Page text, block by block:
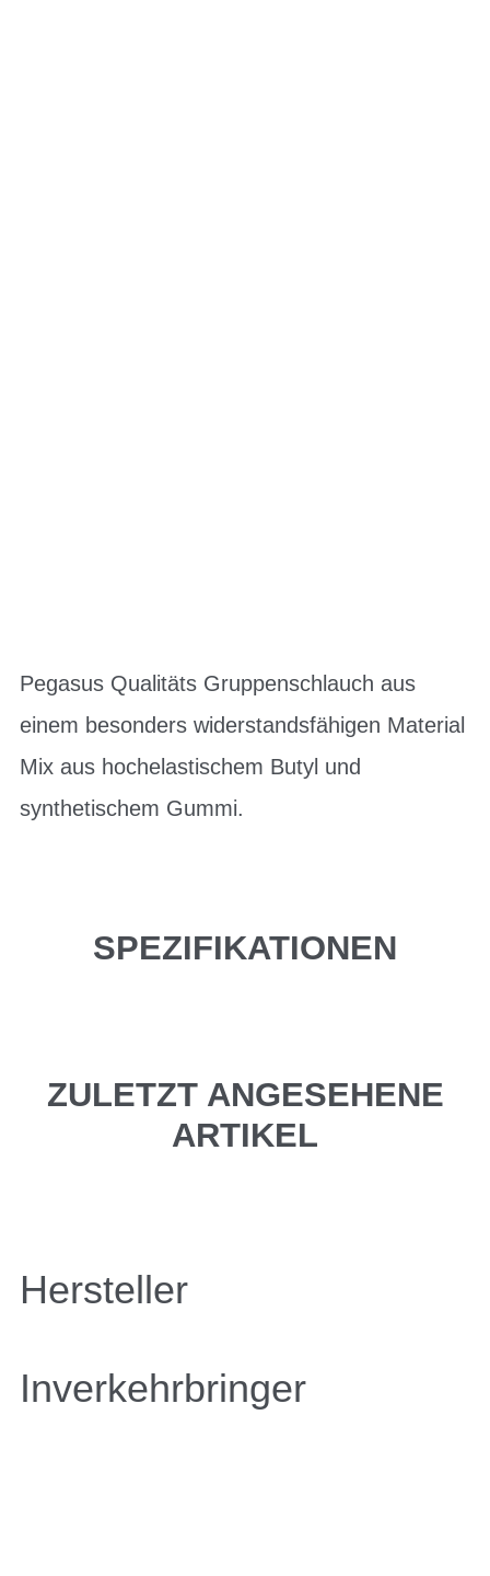
Pegasus Qualitäts Gruppenschlauch aus
einem besonders widerstandsfähigen Material
Mix aus hochelastischem Butyl und
synthetischem Gummi.
SPEZIFIKATIONEN
ZULETZT ANGESEHENE
ARTIKEL
Hersteller
Inverkehrbringer